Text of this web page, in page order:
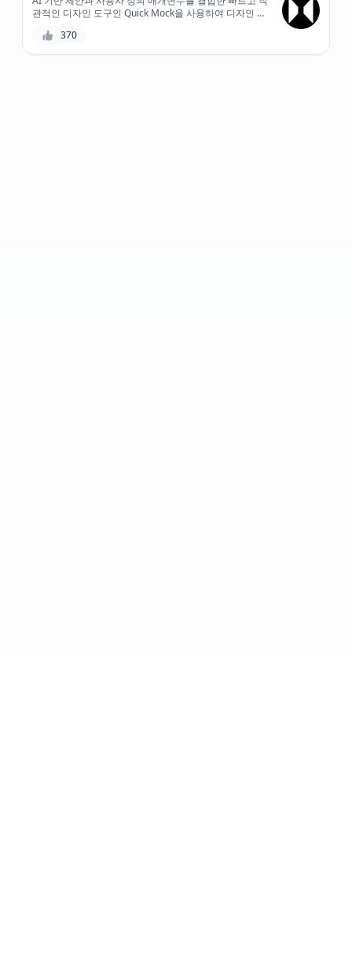
관적인 디자인 도구인 Quick Mock을 사용하여 디자인 프
370